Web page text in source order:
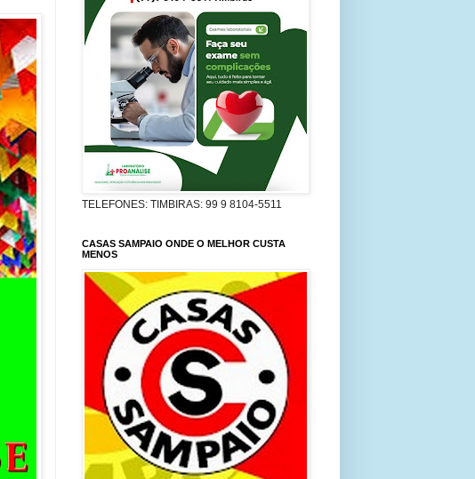
TELEFONES: TIMBIRAS: 99 9 8104-5511
CASAS SAMPAIO ONDE O MELHOR CUSTA
MENOS